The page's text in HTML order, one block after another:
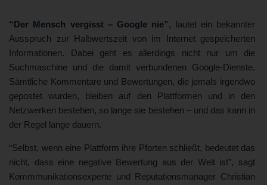
“Der Mensch vergisst – Google nie”, lautet ein bekannter
Ausspruch zur Halbwertszeit von im Internet gespeicherten
Informationen. Dabei geht es allerdings nicht nur um die
Suchmaschine und die damit verbundenen Google-Dienste.
Sämtliche Kommentare und Bewertungen, die jemals irgendwo
gepostet wurden, bleiben auf den Plattformen und in den
Netzwerken bestehen, so lange sie bestehen – und das kann in
der Regel lange dauern.
“Selbst, wenn eine Plattform ihre Pforten schließt, bedeutet das
nicht, dass eine negative Bewertung aus der Welt ist”, sagt
Kommmunikationsexperte und Reputationsmanager Christian